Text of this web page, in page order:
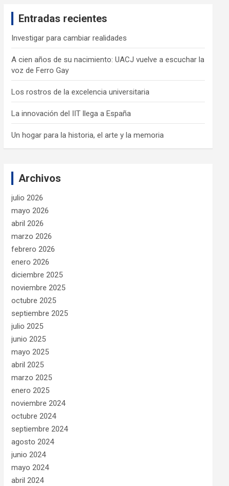
Entradas recientes
Investigar para cambiar realidades
A cien años de su nacimiento: UACJ vuelve a escuchar la
voz de Ferro Gay
Los rostros de la excelencia universitaria
La innovación del IIT llega a España
Un hogar para la historia, el arte y la memoria
Archivos
julio 2026
mayo 2026
abril 2026
marzo 2026
febrero 2026
enero 2026
diciembre 2025
noviembre 2025
octubre 2025
septiembre 2025
julio 2025
junio 2025
mayo 2025
abril 2025
marzo 2025
enero 2025
noviembre 2024
octubre 2024
septiembre 2024
agosto 2024
junio 2024
mayo 2024
abril 2024